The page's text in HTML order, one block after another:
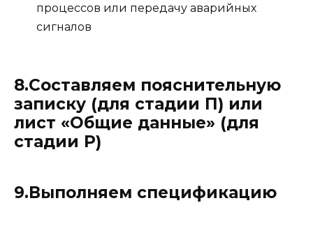
процессов или передачу аварийных
сигналов
8.Составляем пояснительную
записку (для стадии П) или
лист «Общие данные» (для
стадии Р)
9.Выполняем спецификацию